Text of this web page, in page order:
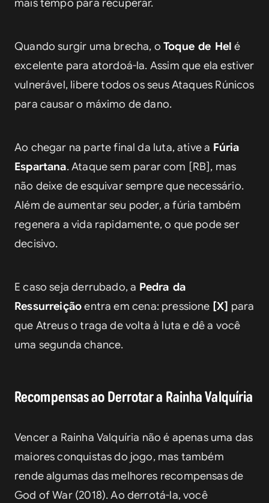
mais tempo para recuperar.
Quando surgir uma brecha, o Toque de Hel é
excelente para atordoá-la. Assim que ela estiver
vulnerável, libere todos os seus Ataques Rúnicos
para causar o máximo de dano.
Ao chegar na parte final da luta, ative a Fúria
Espartana. Ataque sem parar com [RB], mas
não deixe de esquivar sempre que necessário.
Além de aumentar seu poder, a fúria também
regenera a vida rapidamente, o que pode ser
decisivo.
E caso seja derrubado, a Pedra da
Ressurreição entra em cena: pressione [X] para
que Atreus o traga de volta à luta e dê a você
uma segunda chance.
Recompensas ao Derrotar a Rainha Valquíria
Vencer a Rainha Valquíria não é apenas uma das
maiores conquistas do jogo, mas também
rende algumas das melhores recompensas de
God of War (2018). Ao derrotá-la, você